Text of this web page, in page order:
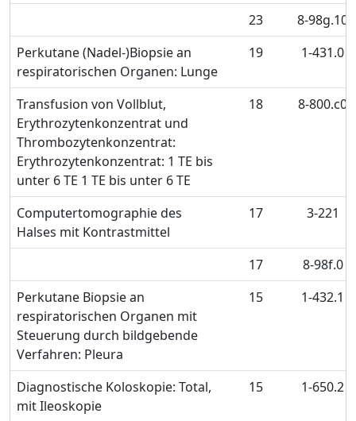
23
8-98g.10
Perkutane (Nadel-)Biopsie an
respiratorischen Organen: Lunge
19 1-431.0
Transfusion von Vollblut,
Erythrozytenkonzentrat und
Thrombozytenkonzentrat:
Erythrozytenkonzentrat: 1 TE bis
unter 6 TE 1 TE bis unter 6 TE
18 8-800.c0
Computertomographie des
Halses mit Kontrastmittel
17 3-221
17
8-98f.0
Perkutane Biopsie an
respiratorischen Organen mit
Steuerung durch bildgebende
Verfahren: Pleura
15 1-432.1
Diagnostische Koloskopie: Total,
mit Ileoskopie
15 1-650.2